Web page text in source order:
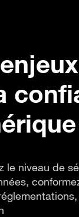
le niveau de